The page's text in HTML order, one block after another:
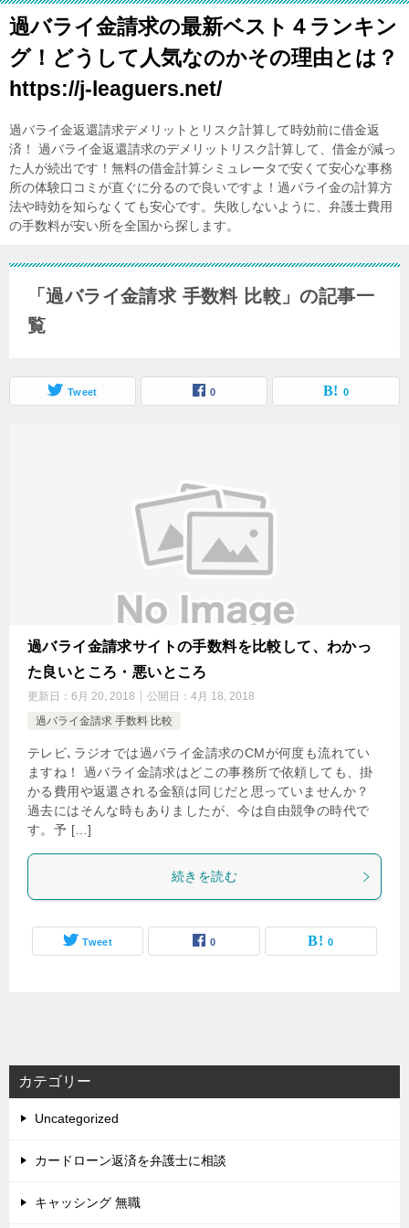
過バライ金請求の最新ベスト４ランキン
グ！どうして人気なのかその理由とは？
https://j-leaguers.net/
過バライ金返還請求デメリットとリスク計算して時効前に借金返
済！ 過バライ金返還請求のデメリットリスク計算して、借金が減っ
た人が続出です！無料の借金計算シミュレータで安くて安心な事務
所の体験口コミが直ぐに分るので良いですよ！過バライ金の計算方
法や時効を知らなくても安心です。失敗しないように、弁護士費用
の手数料が安い所を全国から探します。
「過バライ金請求 手数料 比較」の記事一
覧
Tweet 0 0
過バライ金請求サイトの手数料を比較して、わかっ
た良いところ・悪いところ
更新日： 6月 20, 2018 公開日： 4月 18, 2018
過バライ金請求 手数料 比較
テレビ､ラジオでは過バライ金請求のCMが何度も流れてい
ますね！ 過バライ金請求はどこの事務所で依頼しても、掛
かる費用や返還される金額は同じだと思っていませんか？
過去にはそんな時もありましたが、今は自由競争の時代で
す。予 […]
続きを読む
Tweet 0 0
カテゴリー
Uncategorized
カードローン返済を弁護士に相談
キャッシング 無職